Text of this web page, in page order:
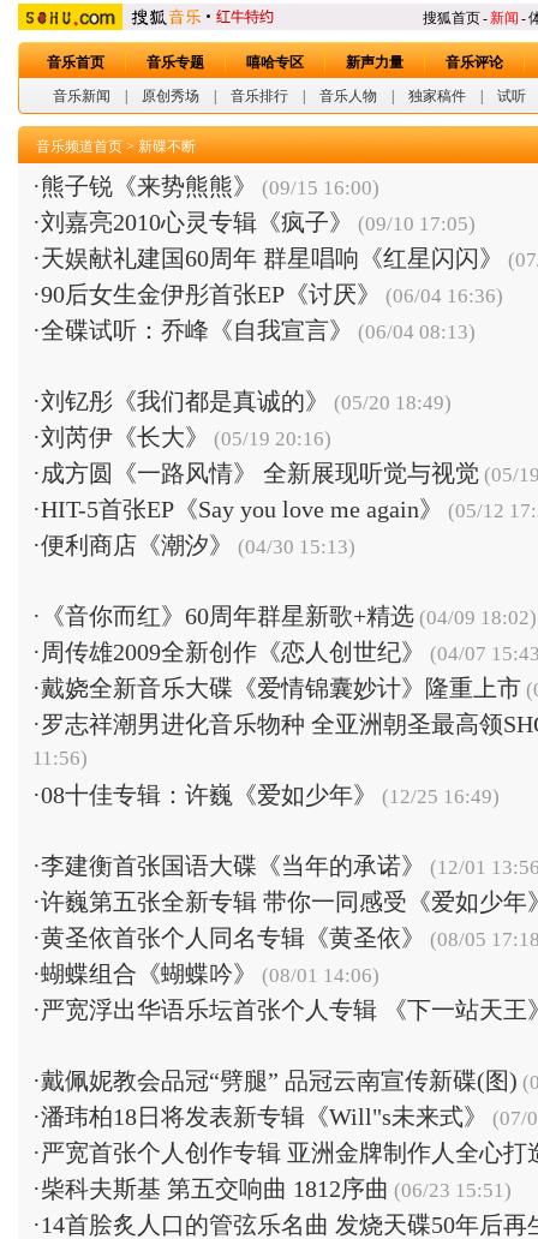
搜狐首页-新闻 -
音乐首页 音乐专题 嘻哈专区 新声力量
音乐评论
音乐新闻
原创秀场 音乐排行 音乐人物 独家稿件 试听
音乐频道首页 > 新碟不断
·熊子锐《来势熊熊》 (09/15 16:00)
·刘嘉亮2010心灵专辑《疯子》 (09/10 17:05)
·天娱献礼建国60周年 群星唱响《红星闪闪》
·90后女生金伊彤首张EP《讨厌》 (06/04 16:36)
·全碟试听：乔峰《自我宣言》 (06/04 08:13)
·刘钇彤《我们都是真诚的》 (05/20 18:49)
·刘芮伊《长大》 (05/19 20:16)
·成方圆《一路风情》 全新展现听觉与视觉 (05/
·HIT-5首张EP《Say you love me again》 (05/12
·便利商店《潮汐》 (04/30 15:13)
· 《音你而红》60周年群星新歌+精选 (04/09 18:02)
·周传雄2009全新创作《恋人创世纪》 (04/07
·戴娆全新音乐大碟《爱情锦囊妙计》隆重上市
·罗志祥潮男进化音乐物种 全亚洲朝圣最高领
11:56)
·08十佳专辑：许巍《爱如少年》 (12/25 16:49)
·李建衡首张国语大碟《当年的承诺》 (12/01
·许巍第五张全新专辑 带你一同感受《爱如少年
·黄圣依首张个人同名专辑《黄圣依》 (08/05
·蝴蝶组合《蝴蝶吟》 (08/01 14:06)
·严宽浮出华语乐坛首张个人专辑 《下一站天王
·戴佩妮教会品冠“劈腿” 品冠云南宣传新碟(图)
·潘玮柏18日将发表新专辑《Will"s未来式》 (07/
·严宽首张个人创作专辑 亚洲金牌制作人全心打
·柴科夫斯基 第五交响曲 1812序曲 (06/23 15:51)
·14首脍炙人口的管弦乐名曲 发烧天碟50年后再